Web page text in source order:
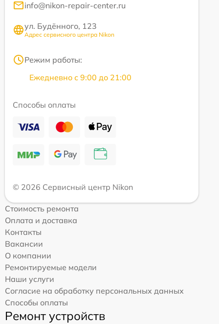
info@nikon-repair-center.ru
ул. Будённого, 123
Адрес сервисного центра Nikon
Режим работы:
Ежедневно с 9:00 до 21:00
Способы оплаты
© 2026 Сервисный центр Nikon
Стоимость ремонта
Оплата и доставка
Контакты
Вакансии
О компании
Ремонтируемые модели
Наши услуги
Согласие на обработку персональных данных
Способы оплаты
Ремонт устройств